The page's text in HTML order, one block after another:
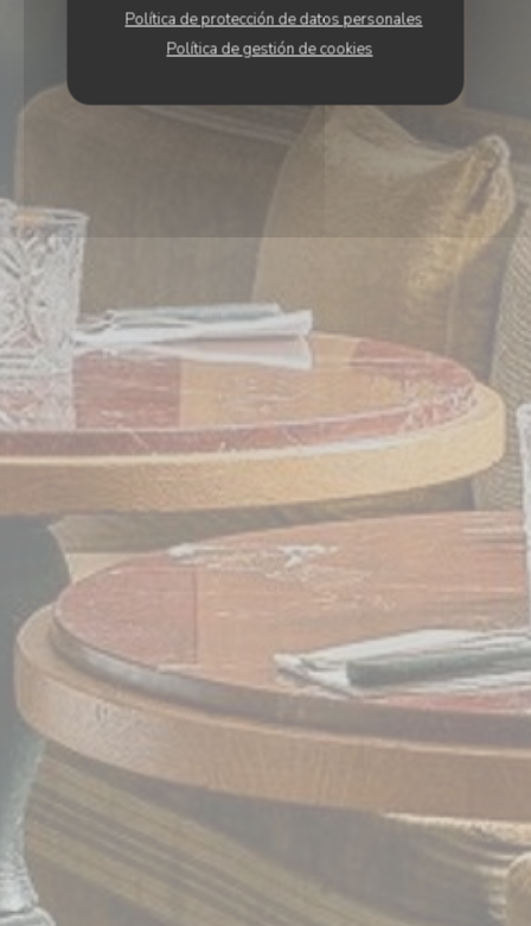
Política de protección de datos personales
Política de gestión de cookies